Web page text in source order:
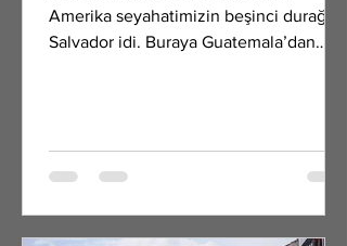
Amerika seyahatimizin beşinci durağı El
Salvador idi. Buraya Guatemala’dan